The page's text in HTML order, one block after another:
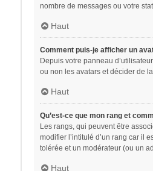
nombre de messages ou votre
Haut
Comment puis-je afficher un
Depuis votre panneau
ou non les avatars et décider de
Haut
Qu’est-ce que mon rang et
Les rangs, qui peuvent être
modifier l’intitulé d’un rang car il
tolérée et un modérateur (ou un
Haut